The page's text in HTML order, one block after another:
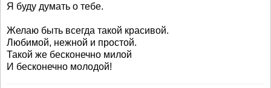
Я буду думать о тебе.
Желаю быть всегда такой красивой.
Любимой, нежной и простой.
Такой же бесконечно милой
И бесконечно молодой!